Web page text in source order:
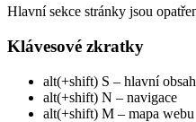
Hlavní sekce stránky jsou
Klávesové zkratky
alt(+shift) S – hlavní obsah
alt(+shift) N – navigace
alt(+shift) M – mapa webu